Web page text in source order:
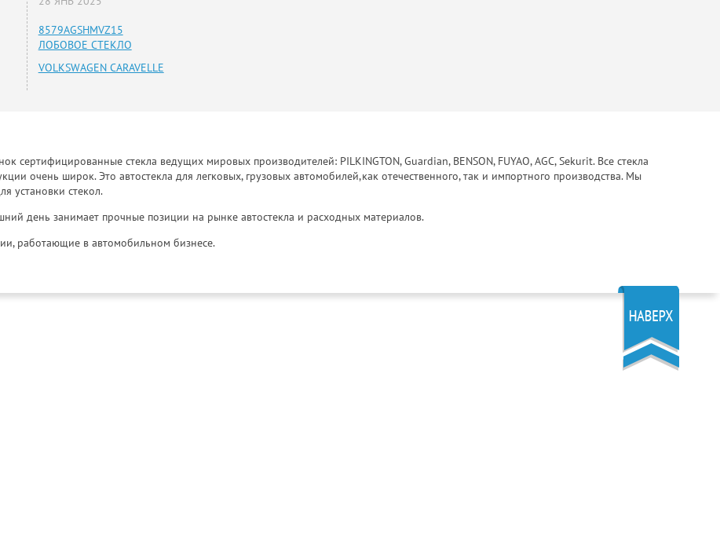
8579AGSHMVZ15
ЛОБОВОЕ СТЕКЛО
VOLKSWAGEN CARAVELLE
сертифицированные стекла ведущих мировых производителей: PILKINGTON, Guardian, BENSON, FUYAO, AGC, Sekurit. Все стекла
очень широк. Это автостекла для легковых, грузовых автомобилей,как отечественного, так и импортного производства. Мы
установки стекол.
день занимает прочные позиции на рынке автостекла и расходных материалов.
работающие в автомобильном бизнесе.